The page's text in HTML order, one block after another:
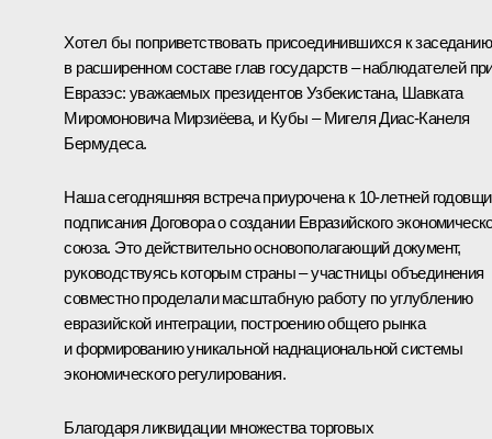
Хотел бы поприветствовать присоединившихся к заседанию
в расширенном составе глав государств – наблюдателей
Евразэс: уважаемых президентов Узбекистана, Шавката
Миромоновича Мирзиёева, и Кубы – Мигеля Диас-Канеля
Бермудеса.
Наша сегодняшняя встреча приурочена к 10-летней
подписания Договора о создании Евразийского
союза. Это действительно основополагающий документ,
руководствуясь которым страны – участницы объединения
совместно проделали масштабную работу по углублению
евразийской интеграции, построению общего рынка
и формированию уникальной наднациональной системы
экономического регулирования.
Благодаря ликвидации множества торговых